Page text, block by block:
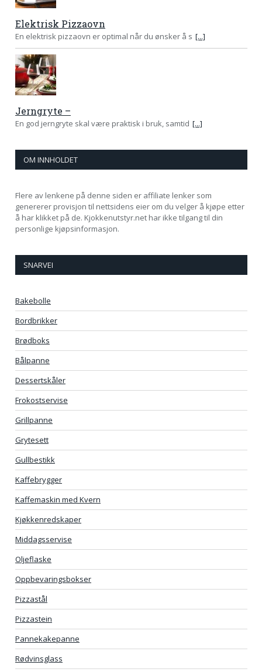
Elektrisk Pizzaovn
En elektrisk pizzaovn er optimal når du ønsker å s [...]
Jerngryte –
En god jerngryte skal være praktisk i bruk, samtid [...]
OM INNHOLDET
Flere av lenkene på denne siden er affiliate lenker som
genererer provisjon til nettsidens eier om du velger å kjøpe etter
å har klikket på de. Kjokkenutstyr.net har ikke tilgang til din
personlige kjøpsinformasjon.
SNARVEI
Bakebolle
Bordbrikker
Brødboks
Bålpanne
Dessertskåler
Frokostservise
Grillpanne
Grytesett
Gullbestikk
Kaffebrygger
Kaffemaskin med Kvern
Kjøkkenredskaper
Middagsservise
Oljeflaske
Oppbevaringsbokser
Pizzastål
Pizzastein
Pannekakepanne
Rødvinsglass